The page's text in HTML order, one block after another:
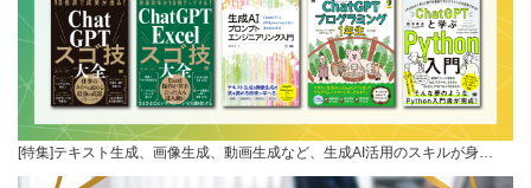
[特集]テキスト生成、画像生成、動画生成など、生成AI活用のスキルが身…